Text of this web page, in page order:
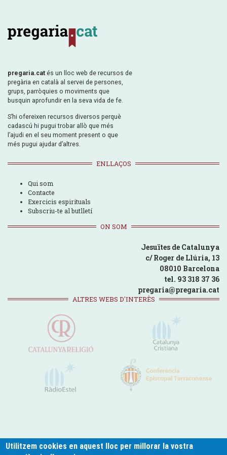
pregaria.cat és un lloc web de recursos de
pregària en català al servei de persones,
grups, parròquies o moviments que
busquin aprofundir en la seva vida de fe.
S’hi ofereixen recursos diversos perquè
cadascú hi pugui trobar allò que més
l’ajudi en el seu moment present o que
més pugui ajudar d’altres.
ENLLAÇOS
Qui som
Contacte
Exercicis espirituals
Subscriu-te al butlletí
ON SOM
Jesuïtes de Catalunya
c/ Roger de Llúria, 13
08010 Barcelona
tel. 93 318 37 36
pregaria@pregaria.cat
ALTRES WEBS D'INTERÈS
Utilitzem cookies en aquest lloc per millorar la vostra